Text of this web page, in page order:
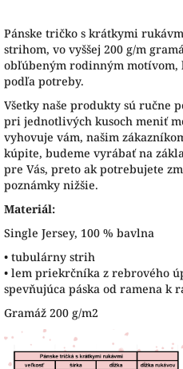
Pánske tričko s krátkymi
strihom, vo vyššej 200 g/m
obľúbeným rodinným motívom,
podľa potreby.
Všetky naše produkty sú ručne
pri jednotlivých kusoch meniť
vyhovuje vám, našim
kúpite, budeme vyrábať na
pre Vás, preto ak potrebujete
poznámky nižšie.
Materiál:
Single Jersey, 100 % bavlna
• tubulárny strih
• lem priekrčníka z rebrového
spevňujúca páska od ramena k
Gramáž 200 g/m2